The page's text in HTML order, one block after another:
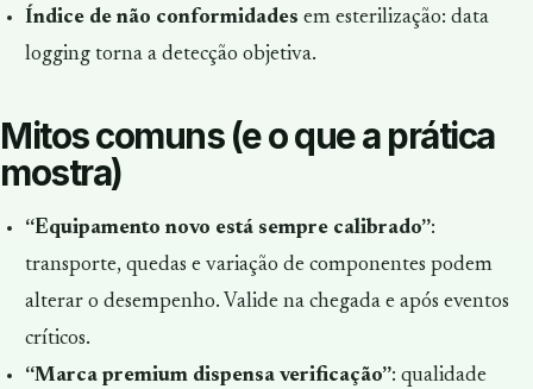
Índice de não conformidades em esterilização: data
loggingtorna a detecção objetiva.
Mitos comuns (e o que a prática
mostra)
“Equipamento novo está sempre calibrado”:
transporte, quedas e variação de componentes podem
alterar o desempenho. Valide na chegada e após eventos
críticos.
“Marca premium dispensa verificação”: qualidade